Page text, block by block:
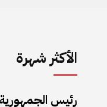
الأكثر شهرة
رئيس